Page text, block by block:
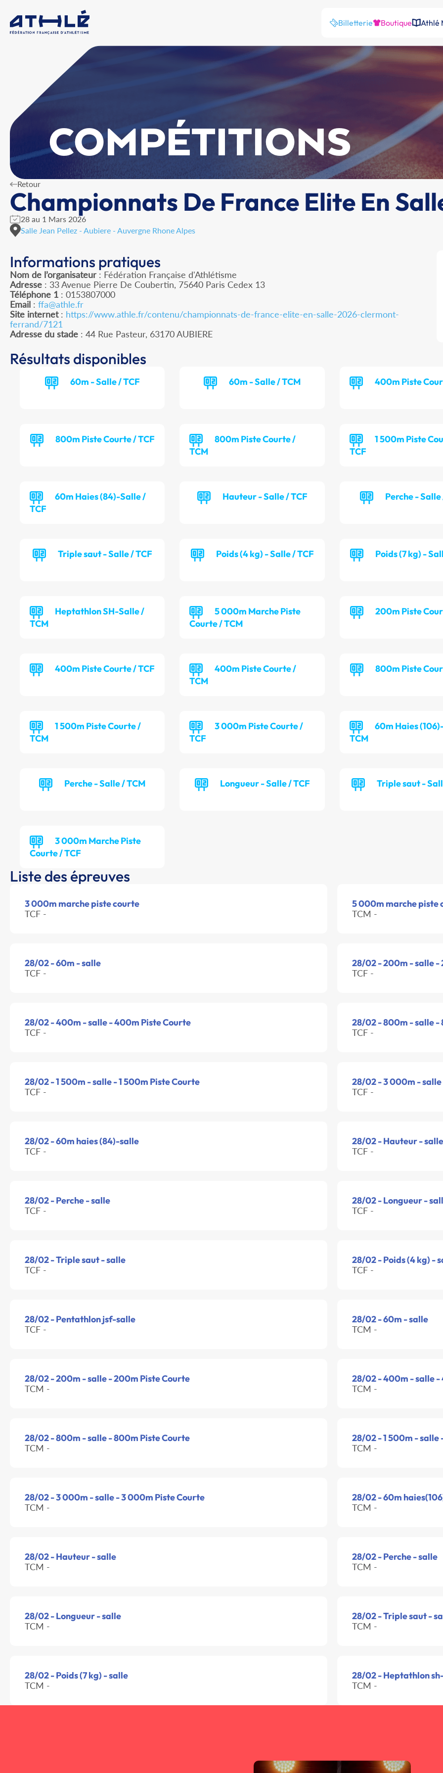
Billetterie Boutique Athlé
COMPÉTITIONS
Retour
Championnats De France Elite En
28 au 1 Mars 2026
Salle Jean Pellez - Aubiere - Auvergne Rhone Alpes
Informations pratiques
Nom de l’organisateur : Fédération Française d'Athlétisme
Adresse : 33 Avenue Pierre De Coubertin, 75640 Paris Cedex 13
Téléphone 1 : 0153807000
Email : ffa@athle.fr
Site internet: https://www.athle.fr/contenu/championnats-de-france-elite-en-salle-2026-clermont-
ferrand/7121
Adresse du stade : 44 Rue Pasteur, 63170 AUBIERE
Résultats disponibles
60m - Salle / TCF 60m - Salle / TCM 400m Piste
800m Piste Courte / TCF
800m Piste Courte /
TCM
1 500m Piste
TCF
60m Haies (84)-Salle /
TCF
Hauteur - Salle / TCF Perche - Salle
Triple saut - Salle / TCF Poids (4 kg) - Salle / TCF Poids (7 kg) -
Heptathlon SH-Salle /
TCM
5 000m Marche Piste
Courte / TCM
200m Piste
400m Piste Courte / TCF
400m Piste Courte /
TCM
800m Piste
1 500m Piste Courte /
TCM
3 000m Piste Courte /
TCF
60m Haies
TCM
Perche - Salle / TCM Longueur - Salle / TCF Triple saut -
3 000m Marche Piste
Courte / TCF
Liste des épreuves
3 000m marche piste courte
TCF -
5 000m marche piste
TCM -
28/02 - 60m - salle
TCF -
28/02 - 200m - salle -
TCF -
28/02 - 400m - salle - 400m Piste Courte
TCF -
28/02 - 800m - salle -
TCF -
28/02 - 1 500m - salle - 1 500m Piste Courte
TCF -
28/02 - 3 000m -
TCF -
28/02 - 60m haies (84)-salle
TCF -
28/02 - Hauteur - salle
TCF -
28/02 - Perche - salle
TCF -
28/02 - Longueur -
TCF -
28/02 - Triple saut - salle
TCF -
28/02 - Poids (4 kg) -
TCF -
28/02 - Pentathlon jsf-salle
TCF -
28/02 - 60m - salle
TCM -
28/02 - 200m - salle - 200m Piste Courte
TCM -
28/02 - 400m - salle -
TCM -
28/02 - 800m - salle - 800m Piste Courte
TCM -
28/02 - 1 500m - salle
TCM -
28/02 - 3 000m - salle - 3 000m Piste Courte
TCM -
28/02 - 60m
TCM -
28/02 - Hauteur - salle
TCM -
28/02 - Perche - salle
TCM -
28/02 - Longueur - salle
TCM -
28/02 - Triple saut -
TCM -
28/02 - Poids (7 kg) - salle
TCM -
28/02 - Heptathlon
TCM -